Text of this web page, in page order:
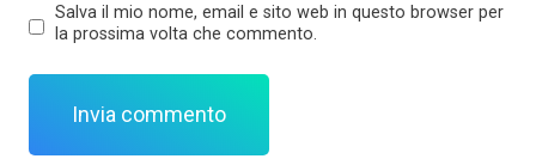
Salva il mio nome, email e sito web in questo browser per
la prossima volta che commento.